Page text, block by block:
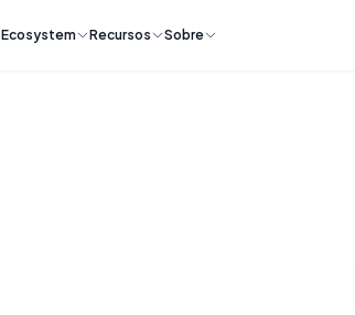
Ecosystem Recursos Sobre